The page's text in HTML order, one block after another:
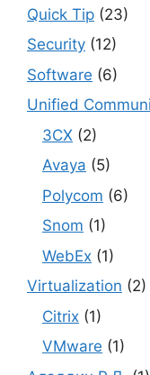
Quick Tip (23)
Security (12)
Software (6)
Unified
3CX (2)
Avaya (5)
Polycom (6)
Snom (1)
WebEx (1)
Virtualization (2)
Citrix (1)
VMware (1)